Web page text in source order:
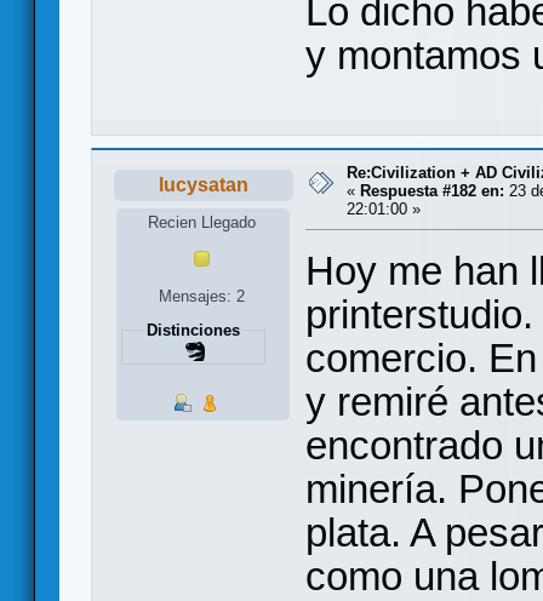
Lo dicho
y montamos
lucysatan
Recien Llegado
Mensajes: 2
Distinciones
Re:Civilization + AD
« Respuesta #182 en: 23
22:01:00 »
Hoy me han
comercio.
y remiré
encontrado
minería.
plata. A
como una